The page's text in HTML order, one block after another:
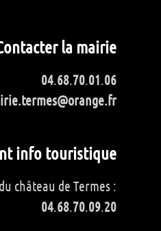
la mairie
04.68.70.01.06
info touristique
château de Termes :
04.68.70.09.20